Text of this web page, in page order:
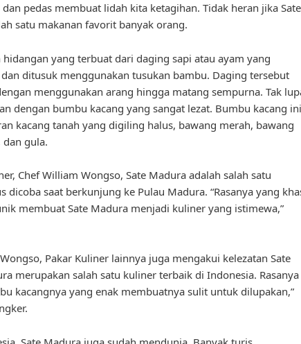
pedas membuat lidah kita ketagihan. Tidak heran jika Sate
satu makanan favorit banyak orang.
hidangan yang terbuat dari daging sapi atau ayam yang
ditusuk menggunakan tusukan bambu. Daging tersebut
menggunakan arang hingga matang sempurna. Tak
dengan bumbu kacang yang sangat lezat. Bumbu kacang ini
kacang tanah yang digiling halus, bawang merah, bawang
dan gula.
Chef William Wongso, Sate Madura adalah salah satu
dicoba saat berkunjung ke Pulau Madura. “Rasanya yang
membuat Sate Madura menjadi kuliner yang istimewa,”
Pakar Kuliner lainnya juga mengakui kelezatan Sate
merupakan salah satu kuliner terbaik di Indonesia. Rasanya
kacangnya yang enak membuatnya sulit untuk dilupakan,”